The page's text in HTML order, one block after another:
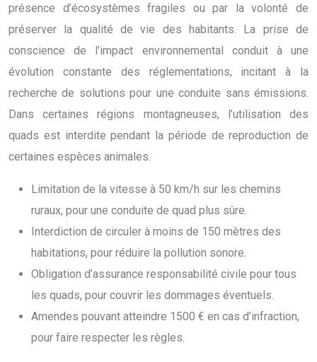
présence d’écosystèmes fragiles ou par la volonté de
préserver la qualité de vie des habitants. La prise de
conscience de l’impact environnemental conduit à une
évolution constante des réglementations, incitant à la
recherche de solutions pour une conduite sans émissions.
Dans certaines régions montagneuses, l’utilisation des
quads est interdite pendant la période de reproduction de
certaines espèces animales.
Limitation de la vitesse à 50 km/h sur les chemins
ruraux, pour une conduite de quad plus sûre.
Interdiction de circuler à moins de 150 mètres des
habitations, pour réduire la pollution sonore.
Obligation d’assurance responsabilité civile pour tous
les quads, pour couvrir les dommages éventuels.
Amendes pouvant atteindre 1500 € en cas d’infraction,
pour faire respecter les règles.